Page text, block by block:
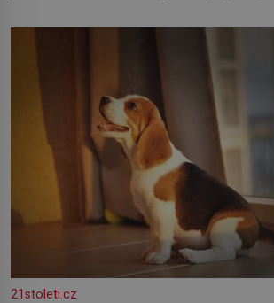
Rigy? Casanova v Pobaltí kontaktoval
Nebyl v této oblasti žádným nováčkem,
21stoleti.cz